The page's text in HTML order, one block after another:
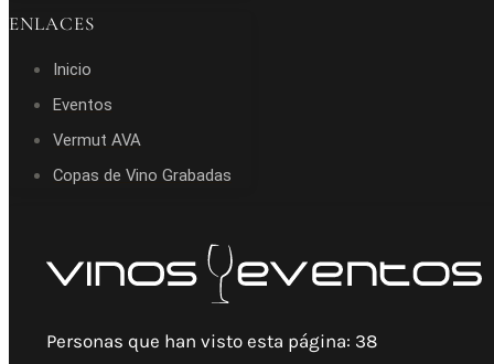
ENLACES
Inicio
Eventos
Vermut AVA
Copas de Vino Grabadas
Personas que han visto esta página: 38